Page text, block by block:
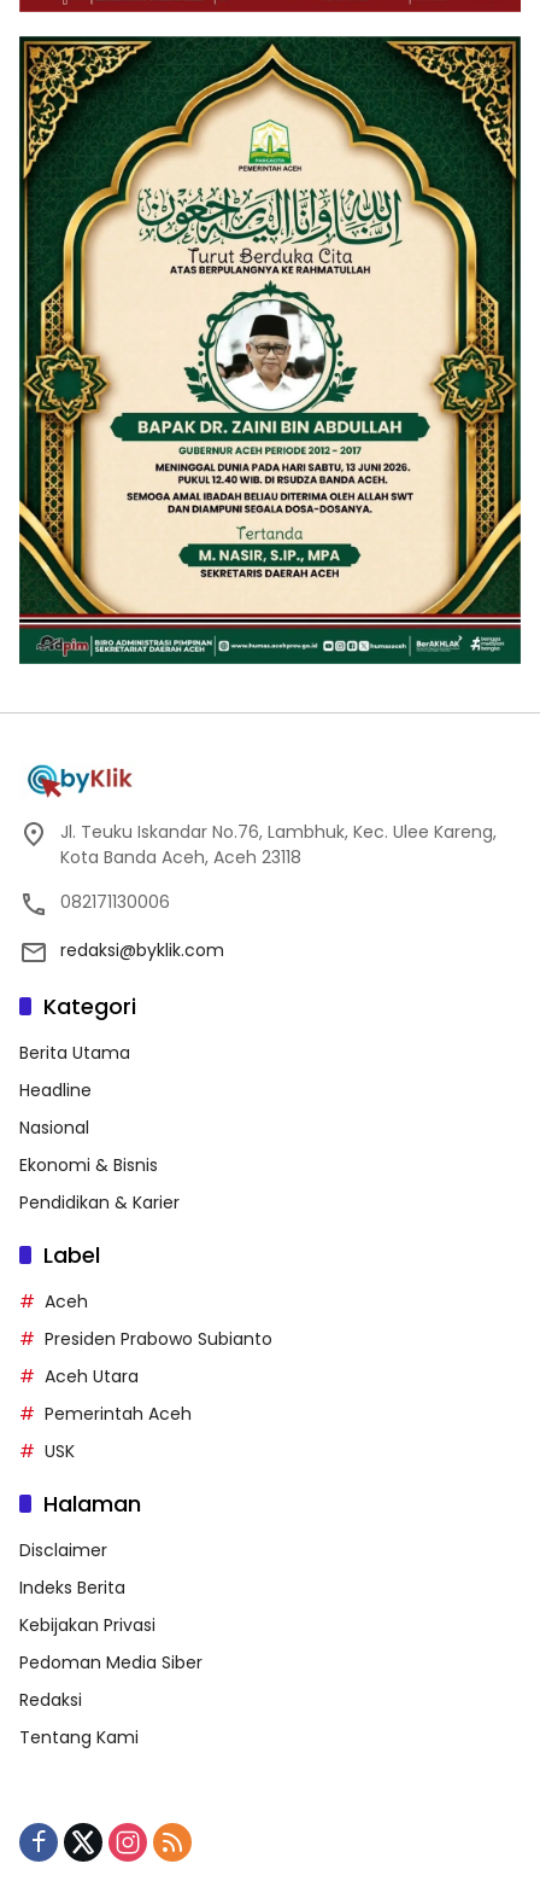
Jl. Teuku Iskandar No.76, Lambhuk, Kec. Ulee Kareng,
Kota Banda Aceh, Aceh 23118
082171130006
redaksi@byklik.com
Kategori
Berita Utama
Headline
Nasional
Ekonomi & Bisnis
Pendidikan & Karier
Label
Aceh
Presiden Prabowo Subianto
Aceh Utara
Pemerintah Aceh
USK
Halaman
Disclaimer
Indeks Berita
Kebijakan Privasi
Pedoman Media Siber
Redaksi
Tentang Kami